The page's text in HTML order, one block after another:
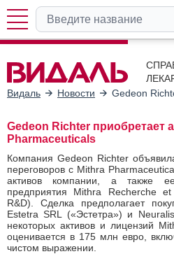
Видаль
Новости Gedeon
Gedeon Richter приобретает
Pharmaceuticals
Компания Gedeon Richter
переговоров с Mithra
активов компании, а также ее
предприятия Mithra Recherche
R&D). Сделка предполагает
Estetra SRL («Эстетра») и
некоторых активов и лицензий
оценивается в 175 млн евро,
чистом выражении.